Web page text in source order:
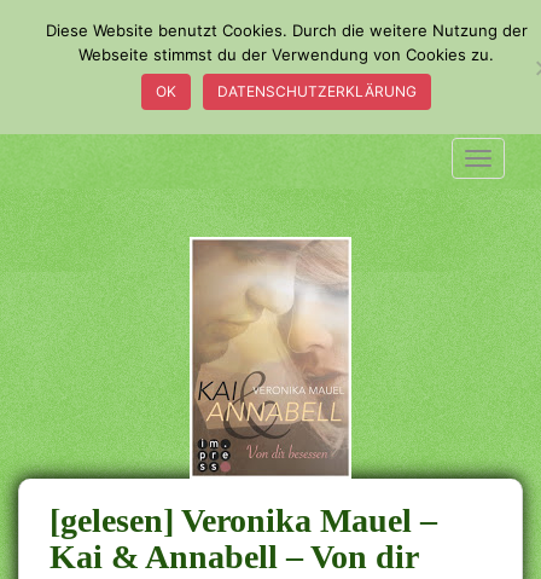
a
i
n
c
o
n
t
e
n
t
[gelesen] Veronika Mauel –
Kai & Annabell – Von dir
Diese Website benutzt Cookies. Durch die weitere Nutzung der
Webseite stimmst du der Verwendung von Cookies zu.
OK DATENSCHUTZERKLÄRUNG